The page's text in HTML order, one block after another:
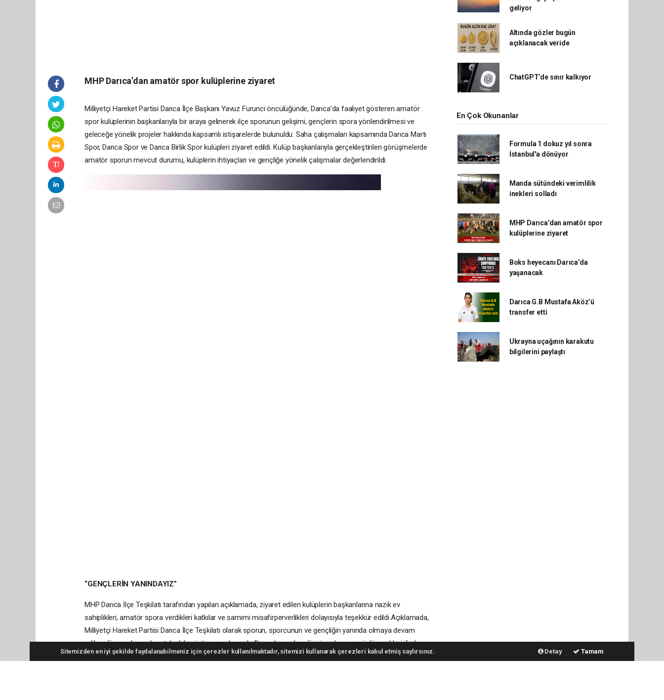
MHP Darıca’dan amatör spor kulüplerine ziyaret
Milliyetçi Hareket Partisi Darıca İlçe Başkanı Yavuz Furunci öncülüğünde, Darıca’da faaliyet gösteren amatör
spor kulüplerinin başkanlarıyla bir araya gelinerek ilçe sporunun gelişimi, gençlerin spora yönlendirilmesi ve
geleceğe yönelik projeler hakkında kapsamlı istişarelerde bulunuldu. Saha çalışmaları kapsamında Darıca Martı
Spor, Darıca Spor ve Darıca Birlik Spor kulüpleri ziyaret edildi. Kulüp başkanlarıyla gerçekleştirilen görüşmelerde
amatör sporun mevcut durumu, kulüplerin ihtiyaçları ve gençliğe yönelik çalışmalar değerlendirildi.
“GENÇLERİN YANINDAYIZ”
MHP Darıca İlçe Teşkilatı tarafından yapılan açıklamada, ziyaret edilen kulüplerin başkanlarına nazik ev
sahiplikleri, amatör spora verdikleri katkılar ve samimi misafirperverlikleri dolayısıyla teşekkür edildi.Açıklamada,
Milliyetçi Hareket Partisi Darıca İlçe Teşkilatı olarak sporun, sporcunun ve gençliğin yanında olmaya devam
edileceği vurgulanarak, ortak akıl ve istişare anlayışıyla Darıca’nın geleceği için çalışmayı sürdürecekleri ifade
edildi. HABER: ÇAĞLAR AKAR
geliyor
Altında gözler bugün
açıklanacak veride
ChatGPT’de sınır kalkıyor
En Çok Okunanlar
Formula 1 dokuz yıl sonra
İstanbul'a dönüyor
Manda sütündeki verimlilik
inekleri solladı
MHP Darıca’dan amatör spor
kulüplerine ziyaret
Boks heyecanı Darıca’da
yaşanacak
Darıca G.B Mustafa Aköz’ü
transfer etti
Ukrayna uçağının karakutu
bilgilerini paylaştı
Sitemizden en iyi şekilde faydalanabilmeniz için çerezler kullanılmaktadır, sitemizi kullanarak çerezleri kabul etmiş saylırsınız. Detay Tamam